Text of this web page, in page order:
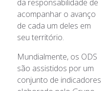
da responsabilidade de
acompanhar o avanço
de cada um deles em
seu território.
Mundialmente, os ODS
são assistidos por um
conjunto de indicadores